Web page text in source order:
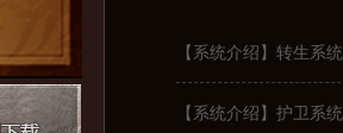
【系统介绍】转生系统
【系统介绍】护卫系统